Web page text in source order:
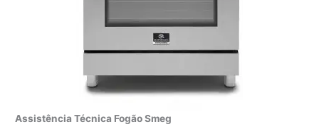
Assistência Técnica Fogão Smeg